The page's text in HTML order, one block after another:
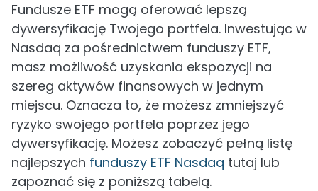
Fundusze ETF mogą oferować lepszą
dywersyfikację Twojego portfela. Inwestując w
Nasdaq za pośrednictwem funduszy ETF,
masz możliwość uzyskania ekspozycji na
szereg aktywów finansowych w jednym
miejscu. Oznacza to, że możesz zmniejszyć
ryzyko swojego portfela poprzez jego
dywersyfikację. Możesz zobaczyć pełną listę
najlepszych funduszy ETF Nasdaq tutaj lub
zapoznać się z poniższą tabelą.